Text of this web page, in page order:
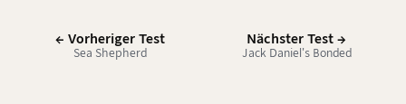
← Vorheriger Test
Sea Shepherd
Nächster Test →
Jack Daniel's Bonded